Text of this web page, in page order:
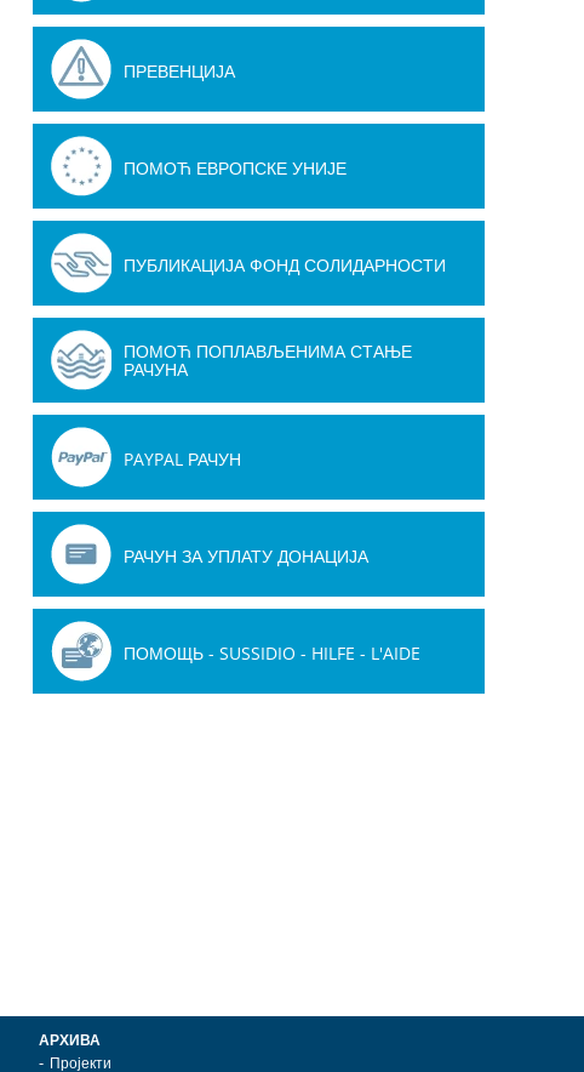
ПРЕВЕНЦИЈА
ПОМОЋ ЕВРОПСКЕ УНИЈЕ
ПУБЛИКАЦИЈА ФОНД СОЛИДАРНОСТИ
ПОМОЋ ПОПЛАВЉЕНИМА СТАЊЕ
РАЧУНА
PAYPAL РАЧУН
РАЧУН ЗА УПЛАТУ ДОНАЦИЈА
ПОМОЩЬ - SUSSIDIO - HILFE - L'AIDE
АРХИВА
Пројекти